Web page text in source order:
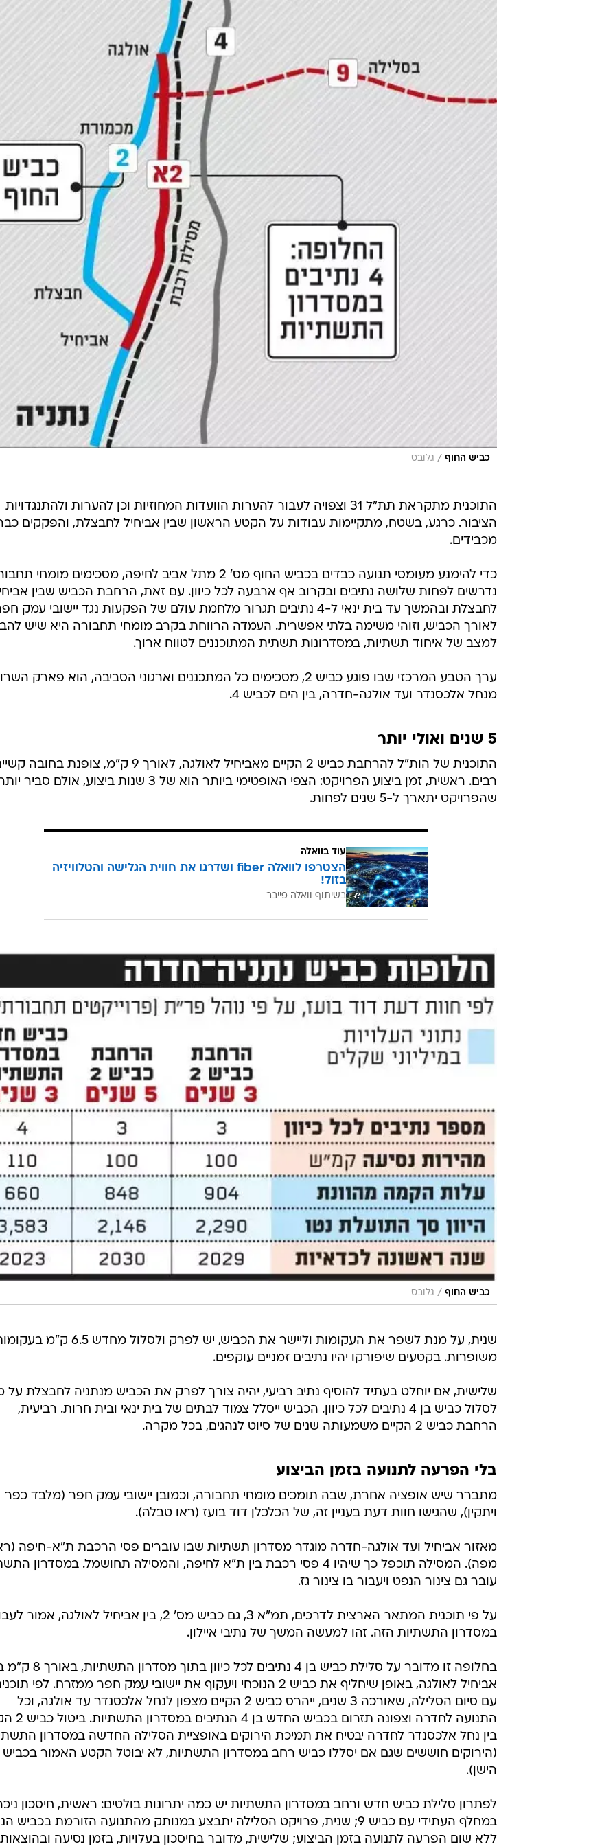
כביש החוף / גלובס
התוכנית מתקראת תת"ל 31 וצפויה לעבור להערות הוועדות המחוזיות וכן להערות ולהתנגדויות
הציבור. כרגע, בשטח, מתקיימות עבודות על הקטע הראשון שבין אביחיל לחבצלת, והפקקים
מכבידים.
כדי להימנע מעומסי תנועה כבדים בכביש החוף מס' 2 מתל אביב לחיפה, מסכימים מומחי
נדרשים לפחות שלושה נתיבים ובקרוב אף ארבעה לכל כיוון. עם זאת, הרחבת הכביש שבין
לחבצלת ובהמשך עד בית ינאי ל-4 נתיבים תגרור מלחמת עולם של הפקעות נגד יישובי עמק
לאורך הכביש, וזוהי משימה בלתי אפשרית. העמדה הרווחת בקרב מומחי תחבורה היא שיש
למצב של איחוד תשתיות, במסדרונות תשתית המתוכננים לטווח ארוך.
ערך הטבע המרכזי שבו פוגע כביש 2, מסכימים כל המתכננים וארגוני הסביבה, הוא פארק
מנחל אלכסנדר ועד אולגה-חדרה, בין הים לכביש 4.
5 שנים ואולי יותר
התוכנית של הות"ל להרחבת כביש 2 הקיים מאביחיל לאולגה, לאורך 9 ק"מ, צופנת בחובה
רבים. ראשית, זמן ביצוע הפרויקט: הצפי האופטימי ביותר הוא של 3 שנות ביצוע, אולם סביר
שהפרויקט יתארך ל-5 שנים לפחות.
עוד בוואלה
הצטרפו לוואלה fiber ושדרגו את חווית הגלישה והטלוויזיה
בזול!
בשיתוף וואלה פייבר
כביש החוף / גלובס
שנית, על מנת לשפר את העקומות וליישר את הכביש, יש לפרק ולסלול מחדש 6.5 ק"מ
משופרות. בקטעים שיפורקו יהיו נתיבים זמניים עוקפים.
שלישית, אם יוחלט בעתיד להוסיף נתיב רביעי, יהיה צורך לפרק את הכביש מנתניה לחבצלת על
לסלול כביש בן 4 נתיבים לכל כיוון. הכביש ייסלל צמוד לבתים של בית ינאי ובית חרות. רביעית,
הרחבת כביש 2 הקיים משמעותה שנים של סיוט לנהגים, בכל מקרה.
בלי הפרעה לתנועה בזמן הביצוע
מתברר שיש אופציה אחרת, שבה תומכים מומחי תחבורה, וכמובן יישובי עמק חפר (מלבד כפר
ויתקין), שהגישו חוות דעת בעניין זה, של הכלכלן דוד בועז (ראו טבלה).
מאזור אביחיל ועד אולגה-חדרה מוגדר מסדרון תשתיות שבו עוברים פסי הרכבת ת"א-חיפה
מפה). המסילה תוכפל כך שיהיו 4 פסי רכבת בין ת"א לחיפה, והמסילה תחושמל. במסדרון
עובר גם צינור הנפט ויעבור בו צינור גז.
על פי תוכנית המתאר הארצית לדרכים, תמ"א 3, גם כביש מס' 2, בין אביחיל לאולגה, אמור
במסדרון התשתיות הזה. זהו למעשה המשך של נתיבי איילון.
בחלופה זו מדובר על סלילת כביש בן 4 נתיבים לכל כיוון בתוך
אביחיל לאולגה, באופן שיחליף את כביש 2 הנוכחי ויעקוף את יישובי עמק חפר ממזרח. לפי
עם סיום הסלילה, שאורכה 3 שנים, ייהרס כביש 2 הקיים מצפון לנחל אלכסנדר עד אולגה, וכל
התנועה לחדרה וצפונה תזרום
בין נחל אלכסנדר לחדרה יבטיח את תמיכת הירוקים באופציית הסלילה החדשה במסדרון
הישן).
לפתרון סלילת כביש חדש ורחב במסדרון התשתיות יש כמה יתרונות בולטים: ראשית, חיסכון
במחלף העתידי עם כביש 9; שנית, פרויקט הסלילה יתבצע במנותק מהתנועה הזורמת בכביש
ללא שום הפרעה לתנועה בזמן הביצוע; שלישית, מדובר בחיסכון בעלויות, בזמן נסיעה ובהוצאות